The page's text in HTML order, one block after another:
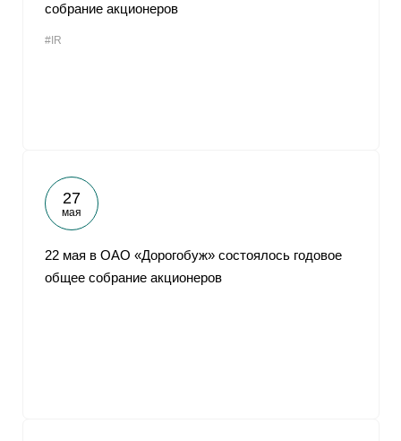
собрание акционеров
#IR
27
мая
22 мая в ОАО «Дорогобуж» состоялось годовое
общее собрание акционеров